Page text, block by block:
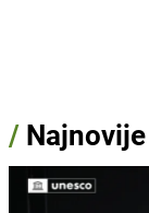
/ Najnovije